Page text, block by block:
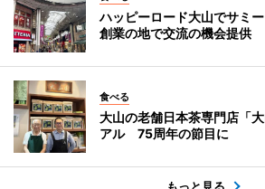
ハッピーロード大山でサミ
創業の地で交流の機会提供
食べる
大山の老舗日本茶専門店「
アル 75周年の節目に